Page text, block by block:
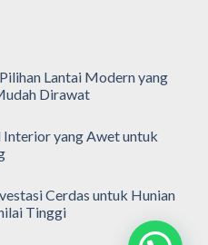
Lantai Modern yang
Dirawat
yang Awet untuk
Cerdas untuk Hunian
Tinggi